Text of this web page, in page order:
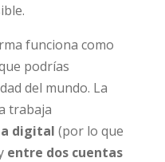
funciona como
podrías
del mundo. La
trabaja
digital (por lo que
entre dos cuentas